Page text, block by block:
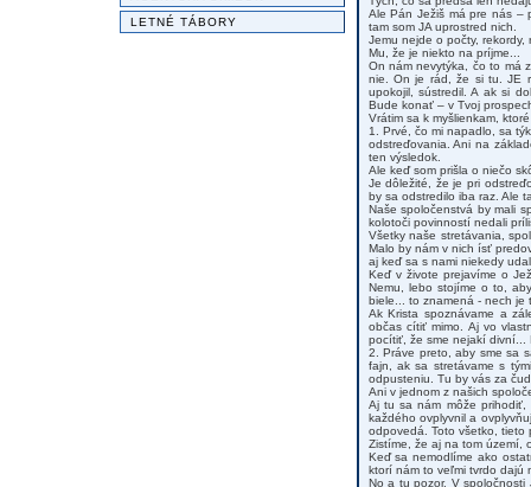
LETNÉ TÁBORY
Ale Pán Ježiš má pre nás –
tam som JA uprostred nich.
Jemu nejde o počty,
Mu, že je niekto na príjme...
On nám nevytýka, čo to má
nie. On je rád, že si tu. JE
upokojil, sústredil. A ak si
Bude konať – v Tvoj
Vrátim sa k myšlienkam,
1. Prvé, čo mi napadlo, sa
odstreďovania. Ani na
ten výsledok.
Ale keď som prišla o niečo
Je dôležité, že je pri
by sa odstredilo iba raz. Ale
Naše spoločenstvá by mali
kolotoči povinností nedali
Všetky naše stretávania,
Malo by nám v nich ísť
aj keď sa s nami niekedy
Keď v živote prejavíme o
Nemu, lebo stojíme o to,
biele... to znamená - nech je
Ak Krista spoznávame a
občas cítiť mimo. Aj vo
pocítiť, že sme nejakí divní...
2. Práve preto, aby sme sa
fajn, ak sa stretávame s
odpusteniu. Tu by vás za
Ani v jednom z našich
Aj tu sa nám môže
každého ovplyvnil a
odpovedá. Toto všetko, tieto
Zistíme, že aj na tom území,
Keď sa nemodlíme ako
ktorí nám to veľmi tvrdo dajú
No a tu pozor. V